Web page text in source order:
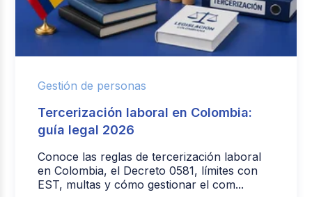
Gestión de personas
Tercerización laboral en Colombia:
guía legal 2026
Conoce las reglas de tercerización laboral
en Colombia, el Decreto 0581, límites con
EST, multas y cómo gestionar el com...